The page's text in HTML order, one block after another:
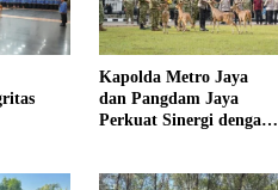
Kapolda Metro Jaya
dan Pangdam Jaya
Perkuat Sinergi dengan